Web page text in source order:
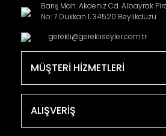
Barış Mah. Akdeniz Cd. Albayrak
No: 7 Dükkan 1, 34520 Beylikdüzü
gerekli@gerekliseyler.com.tr
MÜŞTERİ HİZMETLERİ
ALIŞVERİŞ